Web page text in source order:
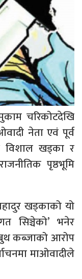
चरिकोटदेखि
नेता एवं पूर्व
विशाल खड्का र
पृष्ठभूमि
खड्काको यो
सिञ्चेको’ भनेर
कब्जाको आरोप
माओवादीले